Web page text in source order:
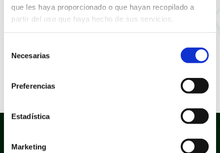
que les haya proporcionado o que hayan recopilado a
partir del uso que haya hecho de sus servicios.
Necesarias
Preferencias
Estadística
Marketing